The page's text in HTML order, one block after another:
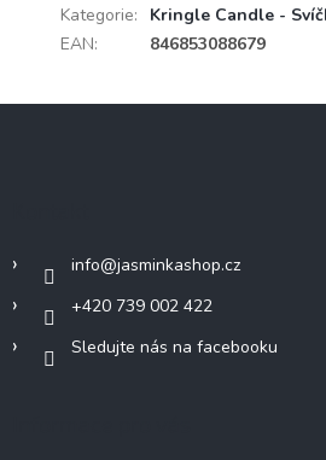
Kategorie:
Kringle Candle -
EAN: 846853088679
info@jasminkashop.cz
+420 739 002 422
Sledujte nás na facebooku